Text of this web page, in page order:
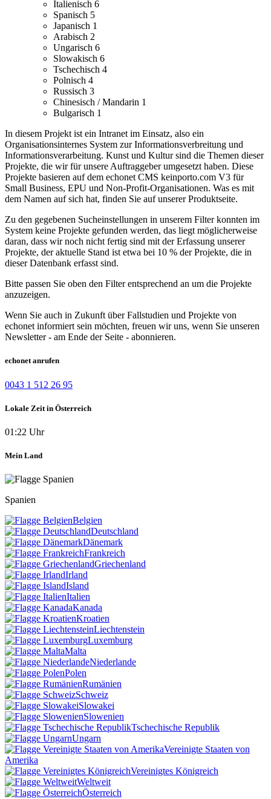
Italienisch 6
Spanisch 5
Japanisch 1
Arabisch 2
Ungarisch 6
Slowakisch 6
Tschechisch 4
Polnisch 4
Russisch 3
Chinesisch / Mandarin 1
Bulgarisch 1
In diesem Projekt ist ein Intranet im Einsatz, also ein
Organisationsinternes System zur Informationsverbreitung und
Informationsverarbeitung. Kunst und Kultur sind die Themen dieser
Projekte, die wir für unsere Auftraggeber umgesetzt haben. Diese
Projekte basieren auf dem echonet CMS keinporto.com V3 für
Small Business, EPU und Non-Profit-Organisationen. Was es mit
dem Namen auf sich hat, finden Sie auf unserer Produktseite.
Zu den gegebenen Sucheinstellungen in unserem Filter konnten im
System keine Projekte gefunden werden, das liegt möglicherweise
daran, dass wir noch nicht fertig sind mit der Erfassung unserer
Projekte, der aktuelle Stand ist etwa bei 10 % der Projekte, die in
dieser Datenbank erfasst sind.
Bitte passen Sie oben den Filter entsprechend an um die Projekte
anzuzeigen.
Wenn Sie auch in Zukunft über Fallstudien und Projekte von
echonet informiert sein möchten, freuen wir uns, wenn Sie unseren
Newsletter - am Ende der Seite - abonnieren.
echonet anrufen
0043 1 512 26 95
Lokale Zeit in Österreich
01:22 Uhr
Mein Land
Spanien
Belgien
Deutschland
Dänemark
Frankreich
Griechenland
Irland
Island
Italien
Kanada
Kroatien
Liechtenstein
Luxemburg
Malta
Niederlande
Polen
Rumänien
Schweiz
Slowakei
Slowenien
Tschechische Republik
Ungarn
Vereinigte Staaten von
Amerika
Vereinigtes Königreich
Weltweit
Österreich